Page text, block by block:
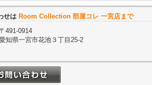
せは Room Collection 部屋コレ 一宮店まで
491-0914
知県一宮市花池３丁目25-2